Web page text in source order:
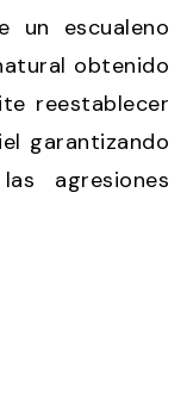
escualeno
obtenido
reestablecer
garantizando
agresiones